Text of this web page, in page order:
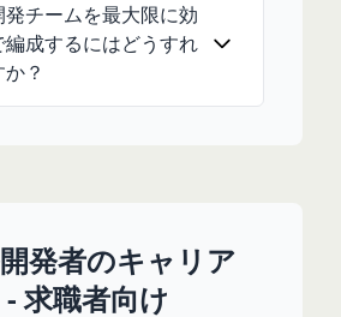
チームを最大限に効
成するにはどうすれ
？
発者のキャリア
求職者向け